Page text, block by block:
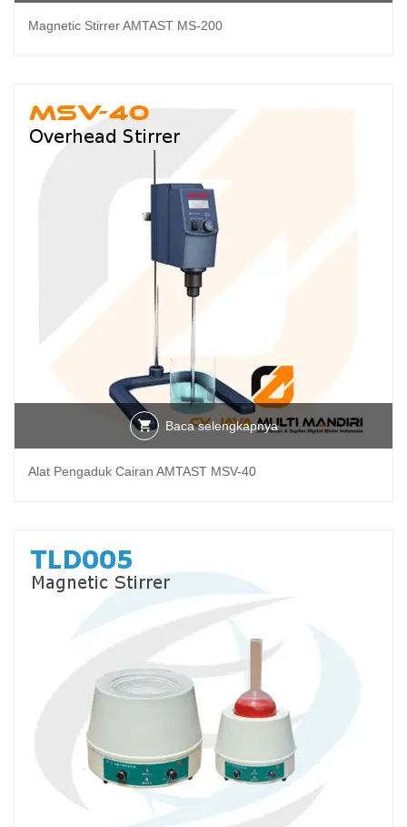
Magnetic Stirrer AMTAST MS-200
Baca selengkapnya
Alat Pengaduk Cairan AMTAST MSV-40